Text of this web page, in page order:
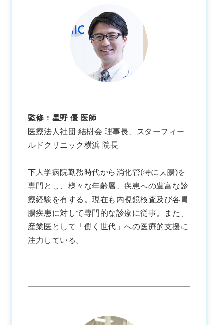
監修：星野 優 医師
医療法人社団 結樹会 理事長、スターフィー
ルドクリニック横浜 院長
下大学病院勤務時代から消化管(特に大腸)を
専門とし、様々な年齢層、疾患への豊富な診
療経験を有する。現在も内視鏡検査及び各胃
腸疾患に対して専門的な診療に従事。また、
産業医として「働く世代」への医療的支援に
注力している。